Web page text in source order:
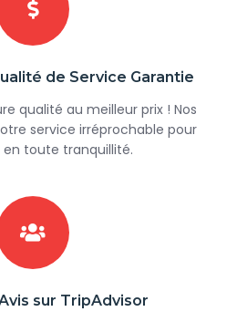
de Service Garantie
qualité au meilleur prix ! Nos
service irréprochable pour
toute tranquillité.
sur TripAdvisor